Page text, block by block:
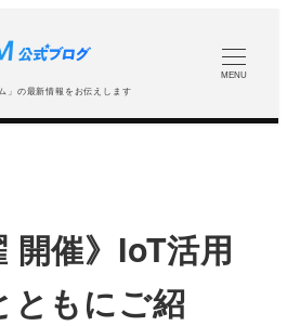
」の最新情報をお伝えします
MENU
開催》IoT活用
ともにご紹